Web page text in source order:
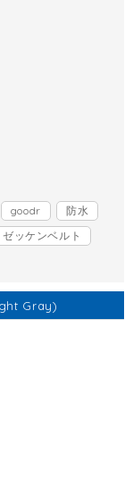
goodr
防水
ゼッケンベルト
Gray)